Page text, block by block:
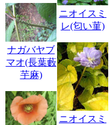
ナガバヤブ
マオ(長葉藪
芋麻)
ニオイスミ
レ(匂い菫)
ニオイスミ